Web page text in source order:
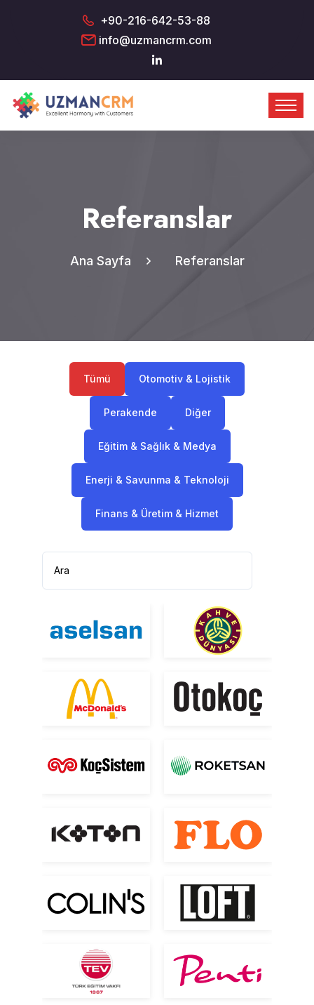
+90-216-642-53-88
info@uzmancrm.com
Referanslar
Ana Sayfa Referanslar
Tümü Otomotiv & Lojistik
Perakende Diğer
Eğitim & Sağlık & Medya
Enerji & Savunma & Teknoloji
Finans & Üretim & Hizmet